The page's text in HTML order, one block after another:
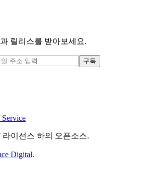
릴리스를 받아보세요.
구독
Service
라이선스 하의 오픈소스.
Digital.